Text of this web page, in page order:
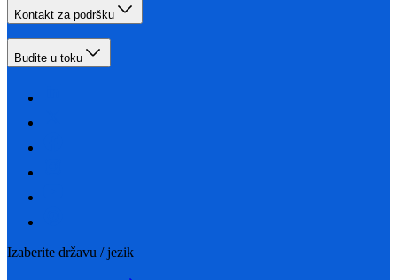
Kontakt za podršku
Budite u toku
Izaberite državu / jezik